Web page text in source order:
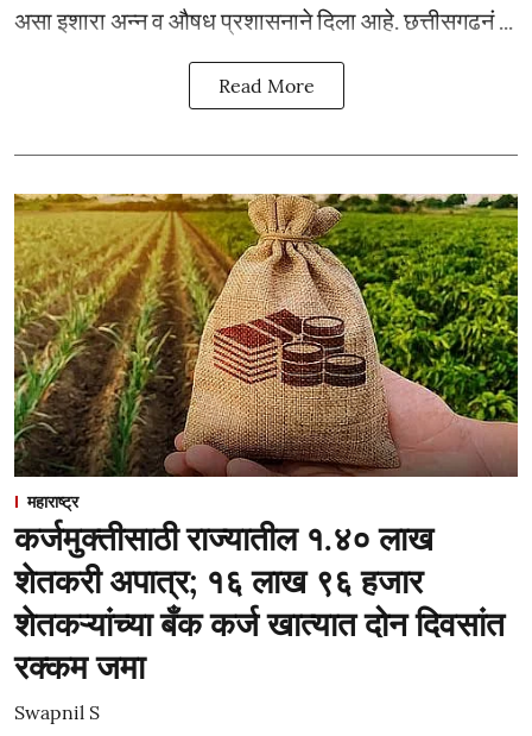
असा इशारा अन्न व औषध प्रशासनाने दिला आहे. छत्तीसगढनं ...
Read More
महाराष्ट्र
कर्जमुक्तीसाठी राज्यातील १.४० लाख
शेतकरी अपात्र; १६ लाख ९६ हजार
शेतकऱ्यांच्या बँक कर्ज खात्यात दोन दिवसांत
रक्कम जमा
Swapnil S